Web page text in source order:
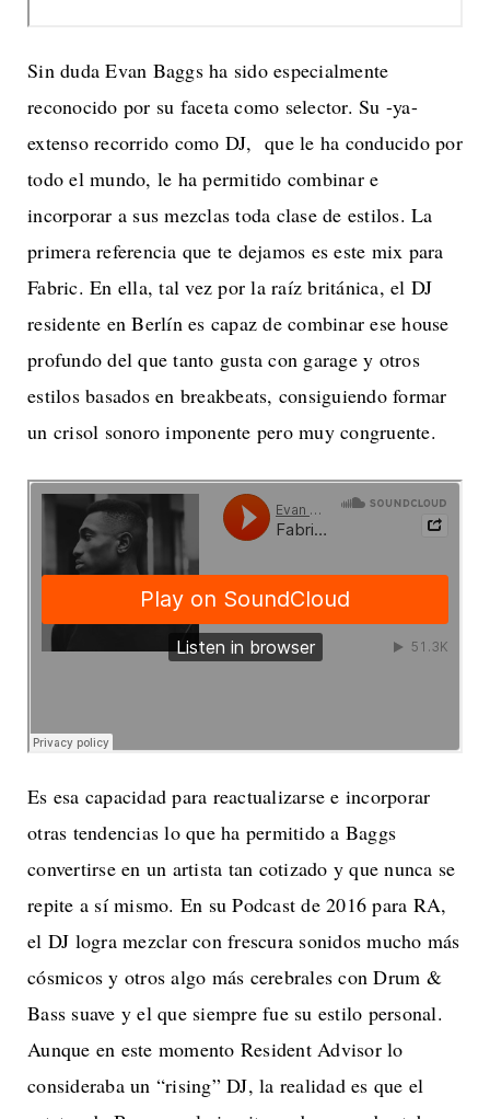
Sin duda Evan Baggs ha sido especialmente
reconocido por su faceta como selector. Su -ya-
extenso recorrido como DJ, que le ha conducido por
todo el mundo, le ha permitido combinar e
incorporar a sus mezclas toda clase de estilos. La
primera referencia que te dejamos es este mix para
Fabric. En ella, tal vez por la raíz británica, el DJ
residente en Berlín es capaz de combinar ese house
profundo del que tanto gusta con garage y otros
estilos basados en breakbeats, consiguiendo formar
un crisol sonoro imponente pero muy congruente.
Es esa capacidad para reactualizarse e incorporar
otras tendencias lo que ha permitido a Baggs
convertirse en un artista tan cotizado y que nunca se
repite a sí mismo. En su Podcast de 2016 para RA,
el DJ logra mezclar con frescura sonidos mucho más
cósmicos y otros algo más cerebrales con Drum &
Bass suave y el que siempre fue su estilo personal.
Aunque en este momento Resident Advisor lo
consideraba un “rising” DJ, la realidad es que el